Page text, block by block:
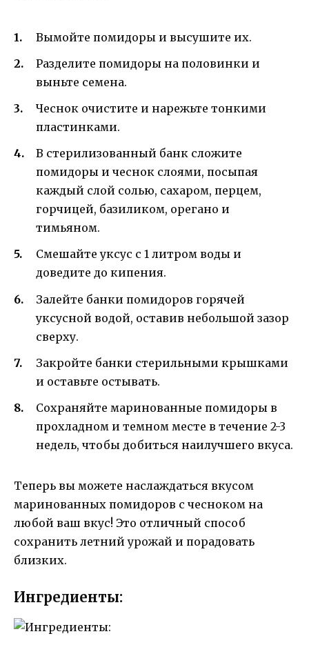
Вымойте помидоры и высушите их.
Разделите помидоры на половинки и
выньте семена.
Чеснок очистите и нарежьте тонкими
пластинками.
В стерилизованный банк сложите
помидоры и чеснок слоями, посыпая
каждый слой солью, сахаром, перцем,
горчицей, базиликом, орегано и
тимьяном.
Смешайте уксус с 1 литром воды и
доведите до кипения.
Залейте банки помидоров горячей
уксусной водой, оставив небольшой зазор
сверху.
Закройте банки стерильными крышками
и оставьте остывать.
Сохраняйте маринованные помидоры в
прохладном и темном месте в течение 2-3
недель, чтобы добиться наилучшего вкуса.
Теперь вы можете наслаждаться вкусом
маринованных помидоров с чесноком на
любой ваш вкус! Это отличный способ
сохранить летний урожай и порадовать
близких.
Ингредиенты: